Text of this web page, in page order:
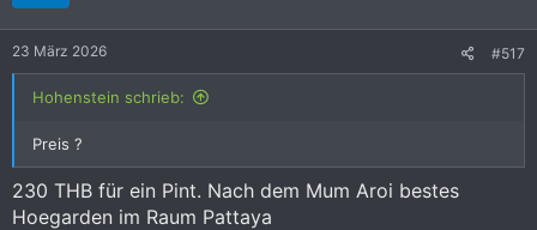
n
:
23 März 2026 #517
Hohenstein schrieb:
Preis ?
230 THB für ein Pint. Nach dem Mum Aroi bestes
Hoegarden im Raum Pattaya